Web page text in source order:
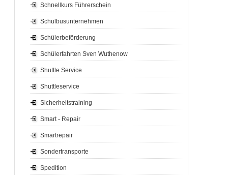
Schnellkurs Führerschein
Schulbusunternehmen
Schülerbeförderung
Schülerfahrten Sven Wuthenow
Shuttle Service
Shuttleservice
Sicherheitstraining
Smart - Repair
Smartrepair
Sondertransporte
Spedition